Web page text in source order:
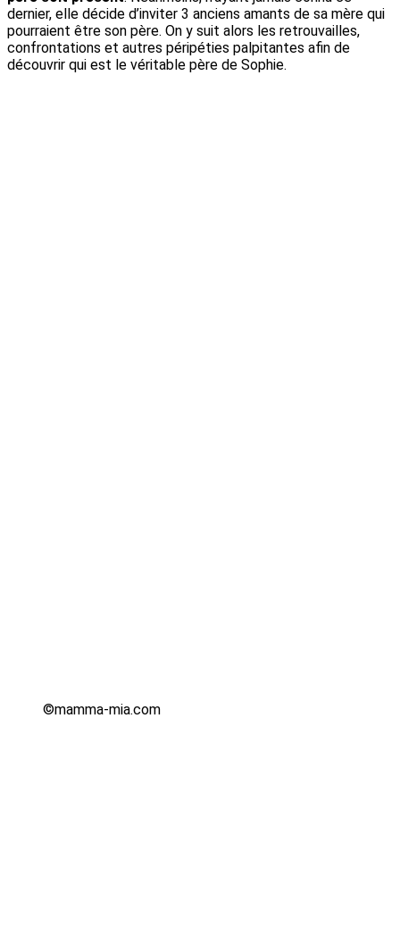
dernier, elle décide d’inviter 3 anciens amants de sa mère qui
pourraient être son père. On y suit alors les retrouvailles,
confrontations et autres péripéties palpitantes afin de
découvrir qui est le véritable père de Sophie.
©mamma-mia.com